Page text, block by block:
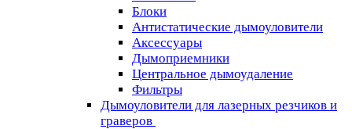
Блоки
Антистатические дымоуловители
Аксессуары
Дымоприемники
Центральное дымоудаление
Фильтры
Дымоуловители для лазерных резчиков и
граверов